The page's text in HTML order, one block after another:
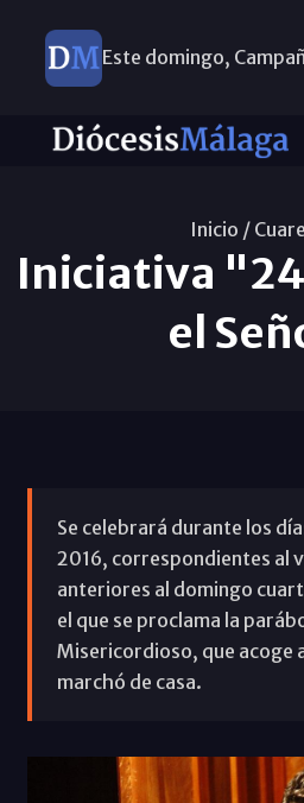
Este domingo,
Inicio /
Iniciativa
el
Se celebrará durante los
2016, correspondientes al
anteriores al domingo
el que se proclama la
Misericordioso, que acoge
marchó de casa.